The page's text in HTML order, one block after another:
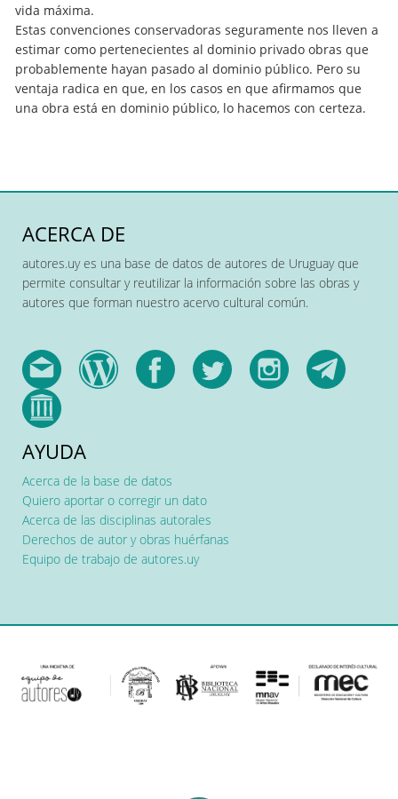
vida máxima.
Estas convenciones conservadoras seguramente nos lleven a
estimar como pertenecientes al dominio privado obras que
probablemente hayan pasado al dominio público. Pero su
ventaja radica en que, en los casos en que afirmamos que
una obra está en dominio público, lo hacemos con certeza.
ACERCA DE
autores.uy es una base de datos de autores de Uruguay que
permite consultar y reutilizar la información sobre las obras y
autores que forman nuestro acervo cultural común.
AYUDA
Acerca de la base de datos
Quiero aportar o corregir un dato
Acerca de las disciplinas autorales
Derechos de autor y obras huérfanas
Equipo de trabajo de autores.uy